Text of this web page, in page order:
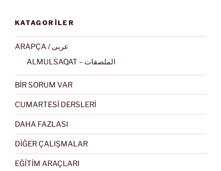
KATAGORİLER
ARAPÇA / عربى
ALMULSAQAT – الملصقات
BİR SORUM VAR
CUMARTESİ DERSLERİ
DAHA FAZLASI
DİĞER ÇALIŞMALAR
EĞİTİM ARAÇLARI